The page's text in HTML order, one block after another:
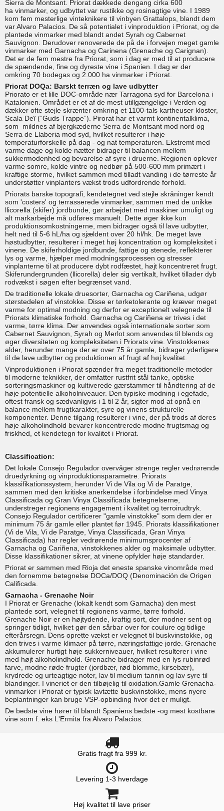
Sierra de Montsant. Priorat dækkede dengang cirka 600
ha vinmarker, og udbyttet var rustikke og rosinagtige vine. I 1989
kom fem mesterlige vinteknikere til vinbyen Grattalops, blandt dem
var Alvaro Palacios. De så potentialet i vinproduktion i Priorat, og de
plantede vinmarker med blandt andet Syrah og Cabernet
Sauvignon. Derudover renoverede de på de i forvejen meget gamle
vinmarker med Garnacha og Carinena (Grenache og Carignan).
Det er de fem mestre fra Priorat, som i dag er med til at producere
de spændende, fine og dyreste vine i Spanien. I dag er der
omkring 70 bodegas og 2.000 ha vinmarker i Priorat.
Priorat DOQa: Barskt terræn og lave udbytter
Priorato er et lille DOC-område nær Tarragona syd for Barcelona i
Katalonien. Området er et af de mest utillgængelige i Verden og
dækker ofte stejle skrænter omkring et 1100-tals kartheuser kloster,
Scala Deï (“Guds Trappe”). Pirorat har et varmt kontinentalklima,
som mildnes af bjergkæderne Serra de Montsant mod nord og
Serra de Llaberia mod syd, hvilket resulterer i høje
temperaturforskelle på dag - og nat temperaturen. Ekstremt med
varme dage og kolde nætter bidrager til balancen mellem
sukkermodenhed og bevarelse af syre i druerne. Regionen oplever
varme somre, kolde vintre og nedbør på 500-600 mm primært i
kraftige storme, hvilket sammen med tilladt vanding i de tørreste år
understøtter vinplanters vækst trods udfordrende forhold.
Priorats barske topografi, kendetegnet ved stejle skråninger kendt
som 'costers' og terrasserede vinmarker, sammen med de unikke
llicorella (skifer) jordbunde, gør arbejdet med maskiner umuligt og
alt markarbejde må udføres manuelt. Dette øger ikke kun
produktionsomkostningerne, men bidrager også til lave udbytter,
helt ned til 5-6 hL/ha og sjældent over 20 hl/hk. De meget lave
høstudbytter, resulterer i meget høj koncentration og kompleksitet i
vinene. De skiferholdige jordbunde, fattige og stenede, reflekterer
lys og varme, hjælper med modningsprocessen og stresser
vinplanterne til at producere dybt rodfæstet, højt koncentreret frugt.
Skiferundergrunden (llicorella) deler sig vertikalt, hvilket tillader dyb
rodvækst i søgen efter begrænset vand.
De traditionelle lokale druesorter, Garnacha og Cariñena, udgør
størstedelen af vinstokke. Disse er tørketolerante og kræver meget
varme for optimal modning og derfor er exceptionelt velegnede til
Priorats klimatiske forhold. Garnacha og Cariñena er trives i det
varme, tørre klima. Der anvendes også internationale sorter som
Cabernet Sauvignon, Syrah og Merlot som anvendes til blends og
øger diversiteten og kompleksiteten i Priorats vine. Vinstokkenes
alder, herunder mange der er over 75 år gamle, bidrager yderligere
til de lave udbytter og produktionen af frugt af høj kvalitet.
Vinproduktionen i Priorat spænder fra meget traditionelle metoder
til moderne teknikker, der omfatter rustfrit stål tanke, optiske
sorteringsmaskiner og kultiverede gærstammer til håndtering af de
høje potentielle alkoholniveauer. Den typiske modning i egefade,
oftest fransk og sædvanligvis i 1 til 2 år, sigter mod at opnå en
balance mellem frugtkarakter, syre og vinens strukturelle
komponenter. Denne tilgang resulterer i vine, der på trods af deres
høje alkoholindhold bevarer koncentrerede modne frugtsmag og
friskhed, et kendetegn for kvalitet i Priorat.
Classification:
Det lokale Consejo Regulador overvåger strenge regler vedrørende
druedyrkning og vinproduktionsparametre. Priorats
klassifikationssystem, herunder Vi de Vila og Vi de Paratge,
sammen med den kritiske anerkendelse i forbindelse med Vinya
Classificada og Gran Vinya Classificada betegnelserne,
understreger regionens engagement i kvalitet og terroirudtryk.
Consejo Regulador certificerer "gamle vinstokke" som dem der er
minimum 75 år gamle eller plantet før 1945. Priorats klassifikationer
(Vi de Vila, Vi de Paratge, Vinya Classificada, Gran Vinya
Classificada) har regler vedrørende minimumsprocenter af
Garnacha og Cariñena, vinstokkenes alder og maksimale udbytter.
Disse klassifikationer sikrer, at vinene opfylder høje standarder.
Priorat er sammen med Rioja det eneste spanske vinområde med
den fornemme betegnelse DOCa/DOQ (Denominación de Origen
Calificada.
Garnacha - Grenache Noir
I Priorat er Grenache (lokalt kendt som Garnacha) den mest
plantede sort, velegnet til regionens varme, tørre forhold.
Grenache Noir er en højtydende, kraftig sort, der modner sent og
springer tidligt, hvilket gør den sårbar over for coulure og tidlige
efterårsregn. Dens oprette vækst er velegnet til buskvinstokke, og
den trives i varme klimaer på tørre, næringsfattige jorde. Grenache
akkumulerer hurtigt høje sukkerniveauer, hvilket resulterer i vine
med højt alkoholindhold. Grenache bidrager med en lys rubinrød
farve, modne røde frugter (jordbær, rød blomme, kirsebær),
krydrede og urteagtige noter, lav til medium tannin og lav syre til
blandinger. I vineriet er den tilbøjelig til oxidation.Gamle Grenacha-
vinmarker i Priorat er typisk lavtætte buskvinstokke, mens nyere
beplantninger kan bruge VSP-opbinding hvor det er muligt.
De bedste vine hører til blandt Spaniens bedste -og mest kostbare
vine som f. eks L'Ermita fra Alvaro Palacios.
Gratis fragt fra 999 kr.
Levering 1-3 hverdage
Høj kvalitet til lave priser